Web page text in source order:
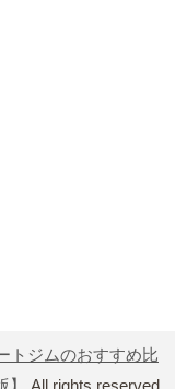
トジムのおすすめ比